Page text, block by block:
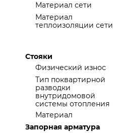
Материал сети
Материал
теплоизоляции сети
Стояки
Физический износ
Тип поквартирной
разводки
внутридомовой
системы отопления
Материал
Запорная арматура